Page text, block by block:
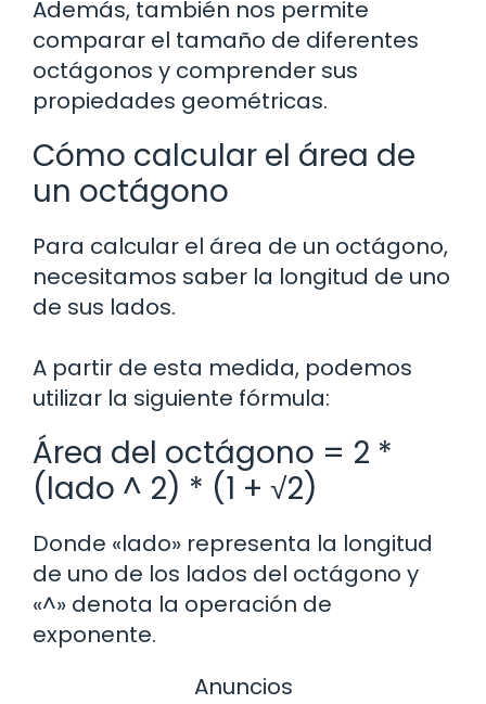
Además, también nos permite
comparar el tamaño de diferentes
octágonos y comprender sus
propiedades geométricas.
Cómo calcular el área de
un octágono
Para calcular el área de un octágono,
necesitamos saber la longitud de uno
de sus lados.
A partir de esta medida, podemos
utilizar la siguiente fórmula:
Área del octágono = 2 *
(lado ^ 2) * (1 + √2)
Donde «lado» representa la longitud
de uno de los lados del octágono y
«^» denota la operación de
exponente.
Anuncios